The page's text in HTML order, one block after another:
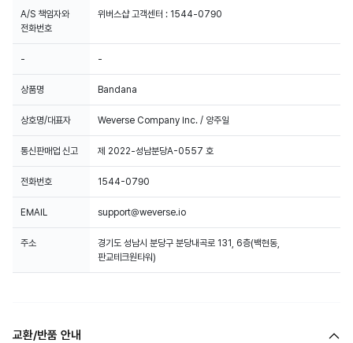
A/S 책임자와
전화번호
위버스샵 고객센터 : 1544-0790
- -
상품명 Bandana
상호명/대표자 Weverse Company Inc. / 양주일
통신판매업 신고 제 2022-성남분당A-0557 호
전화번호 1544-0790
EMAIL support@weverse.io
주소
경기도 성남시 분당구 분당내곡로 131, 6층(백현동,
판교테크원타워)
교환/반품 안내